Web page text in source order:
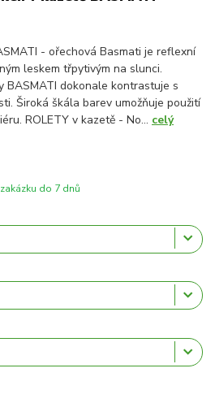
- ořechová Basmati je reflexní
leskem třpytivým na slunci.
dokonale kontrastuje s
Široká škála barev umožňuje použití
ROLETY v kazetě - No... celý
do 7 dnů